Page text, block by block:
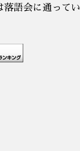
落語会に通って